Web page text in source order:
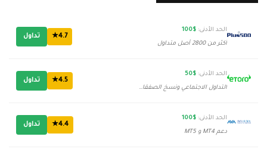
الحد الأدنى: $100
أكثر من 2800 أصل متداول
4.7★ تداول
الحد الأدنى: $50
التداول الاجتماعي ونسخ الصفقات
4.5★ تداول
الحد الأدنى: $100
دعم MT4 و MT5
4.4★ تداول